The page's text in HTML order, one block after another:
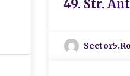
49. Str.